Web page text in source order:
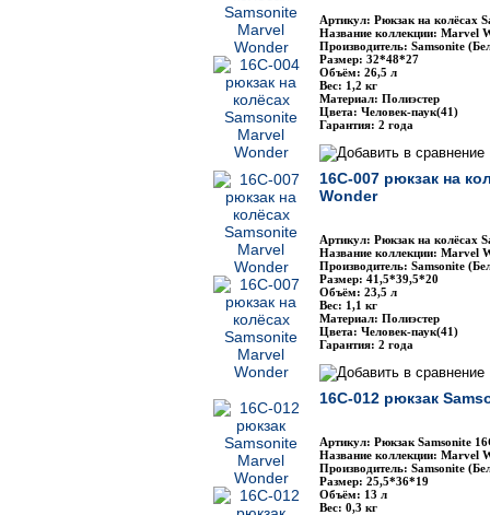
Артикул: Рюкзак на колёсах
Название коллекции: Marvel
Производитель: Samsonite
Размер: 32*48*27
Объём: 26,5 л
Вес: 1,2 кг
Материал: Полиэстер
Цвета: Человек-паук(41)
Гарантия: 2 года
16C-007 рюкзак на
Wonder
Артикул: Рюкзак на колёсах
Название коллекции: Marvel
Производитель: Samsonite
Размер: 41,5*39,5*20
Объём: 23,5 л
Вес: 1,1 кг
Материал: Полиэстер
Цвета: Человек-паук(41)
Гарантия: 2 года
16C-012 рюкзак
Артикул: Рюкзак Samsonite
Название коллекции: Marvel
Производитель: Samsonite
Размер: 25,5*36*19
Объём: 13 л
Вес: 0,3 кг